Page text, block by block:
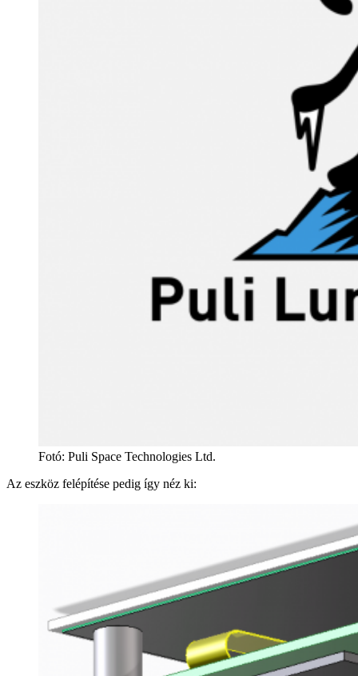
Fotó: Puli Space Technologies Ltd.
Az eszköz felépítése pedig így néz ki: